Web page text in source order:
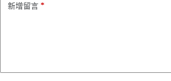
新增留言 *